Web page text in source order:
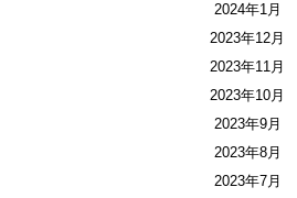
2024年1月
2023年12月
2023年11月
2023年10月
2023年9月
2023年8月
2023年7月